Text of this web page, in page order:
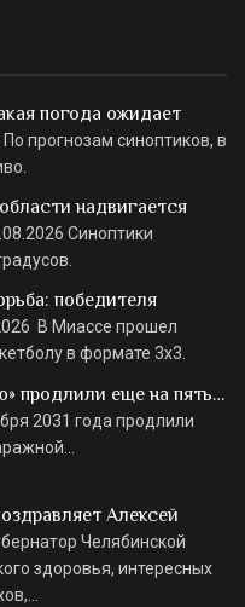
погода ожидает
По прогнозам синоптиков, в
надвигается
Синоптики
победителя
В Миассе прошел
в формате 3х3.
продлили еще на пять…
2031 года продлили
Алексей
Челябинской
здоровья, интересных